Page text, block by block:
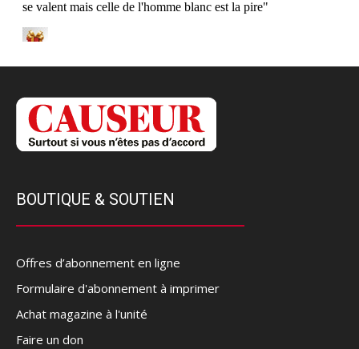
BOUTIQUE & SOUTIEN
Offres d’abonnement en ligne
Formulaire d'abonnement à imprimer
Achat magazine à l'unité
Faire un don